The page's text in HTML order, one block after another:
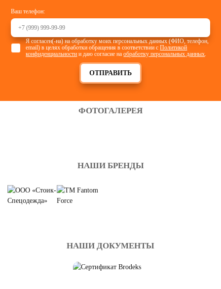
Ваш телефон:
ОТПРАВИТЬ
Я согласен(-на) на обработку моих персональных данных (ФИО, телефон,
email) в целях обработки обращения в соответствии сПолитикой
конфиденциальности и даю согласие наобработку персональных данных.
ФОТОГАЛЕРЕЯ
НАШИ БРЕНДЫ
НАШИ ДОКУМЕНТЫ